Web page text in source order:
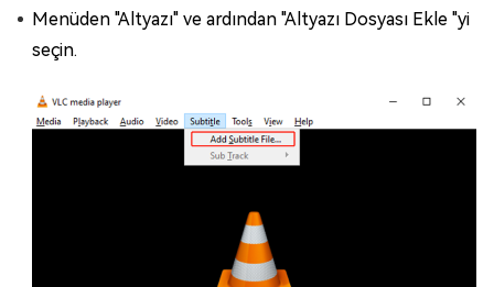
Menüden "Altyazı" ve ardından "Altyazı Dosyası Ekle "yi
seçin.